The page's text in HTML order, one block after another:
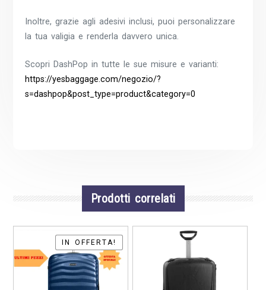
Inoltre, grazie agli adesivi inclusi, puoi personalizzare
la tua valigia e renderla davvero unica.
Scopri DashPop in tutte le sue misure e varianti:
https://yesbaggage.com/negozio/?
s=dashpop&post_type=product&category=0
Prodotti correlati
IN OFFERTA!
IN OFFERTA!